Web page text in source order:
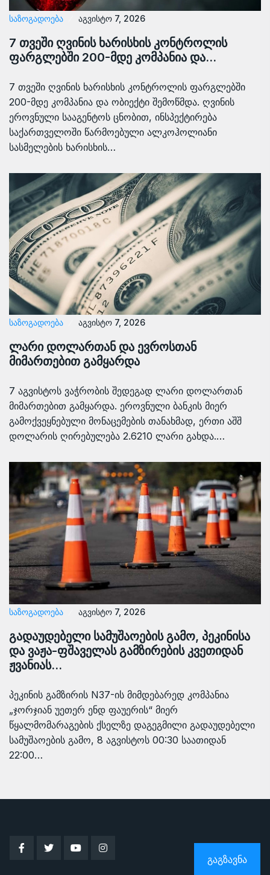
ᲡᲐᲖᲝᲒᲐᲓᲝᲔᲑᲐ აგვისტო 7, 2026
7 თვეში ღვინის ხარისხის კონტროლის
ფარგლებში 200-მდე კომპანია და…
7 თვეში ღვინის ხარისხის კონტროლის ფარგლებში
200-მდე კომპანია და ობიექტი შემოწმდა. ღვინის
ეროვნული სააგენტოს ცნობით, ინსპექტირება
საქართველოში წარმოებული ალკოჰოლიანი
სასმელების ხარისხის…
ᲡᲐᲖᲝᲒᲐᲓᲝᲔᲑᲐ აგვისტო 7, 2026
ლარი დოლართან და ევროსთან
მიმართებით გამყარდა
7 აგვისტოს ვაჭრობის შედეგად ლარი დოლართან
მიმართებით გამყარდა. ეროვნული ბანკის მიერ
გამოქვეყნებული მონაცემების თანახმად, ერთი აშშ
დოლარის ღირებულება 2.6210 ლარი გახდა.…
ᲡᲐᲖᲝᲒᲐᲓᲝᲔᲑᲐ აგვისტო 7, 2026
გადაუდებელი სამუშაოების გამო, პეკინისა
და ვაჟა-ფშაველას გამზირების კვეთიდან
ჟვანიას…
პეკინის გამზირის N37-ის მიმდებარედ კომპანია
„ჯორჯიან უეთერ ენდ ფაუერის“ მიერ
წყალმომარაგების ქსელზე დაგეგმილი გადაუდებელი
სამუშაოების გამო, 8 აგვისტოს 00:30 საათიდან
22:00…
ᲒᲐᲒᲖᲐᲕᲜᲐ